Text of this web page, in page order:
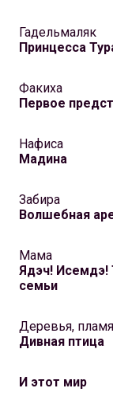
Гадельмаляк
Принцесса
Факиха
Первое
Нафиса
Мадина
Забира
Волшебная
Мама
Ядэч! Исемдэ!
семьи
Деревья,
Дивная птица
И этот мир